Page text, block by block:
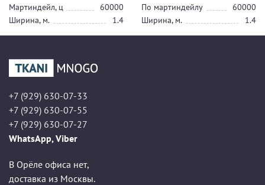
Мартиндейл, ц
60000
Ширина, м.
1.4
По мартиндейлу
60000
Ширина, м.
1.4
+7 (929) 630-07-33
+7 (929) 630-07-55
+7 (929) 630-07-27
WhatsApp, Viber
В Орёле офиса нет,
доставка из Москвы.